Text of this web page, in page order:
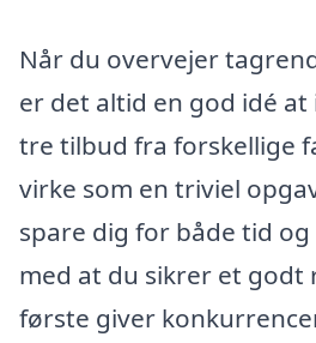
Når du overvejer
er det altid en god idé
tre tilbud fra forskellige
virke som en triviel
spare dig for både tid
med at du sikrer et godt
første giver